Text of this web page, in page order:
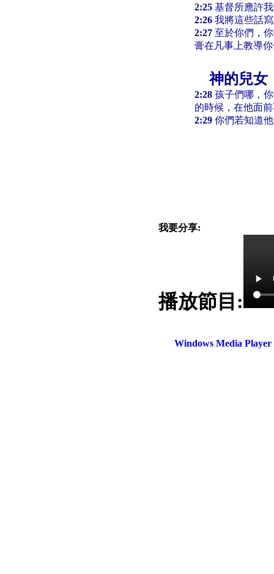
2:25 基督所應許
2:26 我將這些話
2:27 至於你們，
膏在凡事上教導
神的兒女
2:28 孩子們哪，
的時候，在他面
2:29 你們若知道
我要分享:
播放節目:
Windows Media